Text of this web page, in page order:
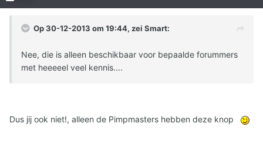
Op 30-12-2013 om 19:44, zei Smart:
Nee, die is alleen beschikbaar voor bepaalde forummers
met heeeeel veel kennis....
Dus jij ook niet!, alleen de Pimpmasters hebben deze knop